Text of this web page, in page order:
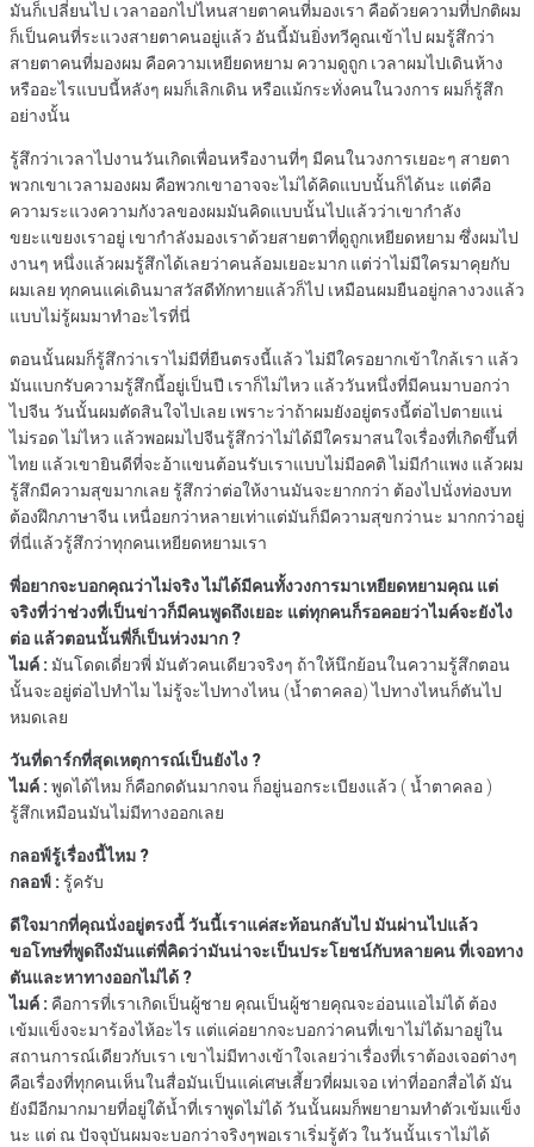
มันก็เปลี่ยนไป เวลาออกไปไหนสายตาคนที่มองเรา คือด้วยความที่ปกติผม
ก็เป็นคนที่ระแวงสายตาคนอยู่แล้ว อันนี้มันยิ่งทวีคูณเข้าไป ผมรู้สึกว่า
สายตาคนที่มองผม คือความเหยียดหยาม ความดูถูก เวลาผมไปเดินห้าง
หรืออะไรแบบนี้หลังๆ ผมก็เลิกเดิน หรือแม้กระทั่งคนในวงการ ผมก็รู้สึก
อย่างนั้น
รู้สึกว่าเวลาไปงานวันเกิดเพื่อนหรืองานที่ๆ มีคนในวงการเยอะๆ สายตา
พวกเขาเวลามองผม คือพวกเขาอาจจะไม่ได้คิดแบบนั้นก็ได้นะ แต่คือ
ความระแวงความกังวลของผมมันคิดแบบนั้นไปแล้วว่าเขากำลัง
ขยะแขยงเราอยู่ เขากำลังมองเราด้วยสายตาที่ดูถูกเหยียดหยาม ซึ่งผมไป
งานๆ หนึ่งแล้วผมรู้สึกได้เลยว่าคนล้อมเยอะมาก แต่ว่าไม่มีใครมาคุยกับ
ผมเลย ทุกคนแค่เดินมาสวัสดีทักทายแล้วก็ไป เหมือนผมยืนอยู่กลางวงแล้ว
แบบไม่รู้ผมมาทำอะไรที่นี่
ตอนนั้นผมก็รู้สึกว่าเราไม่มีที่ยืนตรงนี้แล้ว ไม่มีใครอยากเข้าใกล้เรา แล้ว
มันแบกรับความรู้สึกนี้อยู่เป็นปี เราก็ไม่ไหว แล้ววันหนึ่งที่มีคนมาบอกว่า
ไปจีน วันนั้นผมตัดสินใจไปเลย เพราะว่าถ้าผมยังอยู่ตรงนี้ต่อไปตายแน่
ไม่รอด ไม่ไหว แล้วพอผมไปจีนรู้สึกว่าไม่ได้มีใครมาสนใจเรื่องที่เกิดขึ้นที่
ไทย แล้วเขายินดีที่จะอ้าแขนต้อนรับเราแบบไม่มีอคติ ไม่มีกำแพง แล้วผม
รู้สึกมีความสุขมากเลย รู้สึกว่าต่อให้งานมันจะยากกว่า ต้องไปนั่งท่องบท
ต้องฝึกภาษาจีน เหนื่อยกว่าหลายเท่าแต่มันก็มีความสุขกว่านะ มากกว่าอยู่
ที่นี่แล้วรู้สึกว่าทุกคนเหยียดหยามเรา
พี่อยากจะบอกคุณว่าไม่จริง ไม่ได้มีคนทั้งวงการมาเหยียดหยามคุณ แต่
จริงที่ว่าช่วงที่เป็นข่าวก็มีคนพูดถึงเยอะ แต่ทุกคนก็รอคอยว่าไมค์จะยังไง
ต่อ แล้วตอนนั้นพี่ก็เป็นห่วงมาก ?
ไมค์ : มันโดดเดี่ยวพี่ มันตัวคนเดียวจริงๆ ถ้าให้นึกย้อนในความรู้สึกตอน
นั้นจะอยู่ต่อไปทำไม ไม่รู้จะไปทางไหน (น้ำตาคลอ) ไปทางไหนก็ตันไป
หมดเลย
วันที่ดาร์กที่สุดเหตุการณ์เป็นยังไง ?
ไมค์ :พูดได้ไหม ก็คือกดดันมากจน ก็อยู่นอกระเบียงแล้ว ( น้ำตาคลอ )
รู้สึกเหมือนมันไม่มีทางออกเลย
กลอฟ์รู้เรื่องนี้ไหม ?
กลอฟ์ : รู้ครับ
ดีใจมากที่คุณนั่งอยู่ตรงนี้ วันนี้เราแค่สะท้อนกลับไป มันผ่านไปแล้ว
ขอโทษที่พูดถึงมันแต่พี่คิดว่ามันน่าจะเป็นประโยชน์กับหลายคน ที่เจอทาง
ตันและหาทางออกไม่ได้ ?
ไมค์ : คือการที่เราเกิดเป็นผู้ชาย คุณเป็นผู้ชายคุณจะอ่อนแอไม่ได้ ต้อง
เข้มแข็งจะมาร้องไห้อะไร แต่แค่อยากจะบอกว่าคนที่เขาไม่ได้มาอยู่ใน
สถานการณ์เดียวกับเรา เขาไม่มีทางเข้าใจเลยว่าเรื่องที่เราต้องเจอต่างๆ
คือเรื่องที่ทุกคนเห็นในสื่อมันเป็นแค่เศษเสี้ยวที่ผมเจอ เท่าที่ออกสื่อได้ มัน
ยังมีอีกมากมายที่อยู่ใต้น้ำที่เราพูดไม่ได้ วันนั้นผมก็พยายามทำตัวเข้มแข็ง
นะ แต่ ณ ปัจจุบันผมจะบอกว่าจริงๆพอเราเริ่มรู้ตัว ในวันนั้นเราไม่ได้